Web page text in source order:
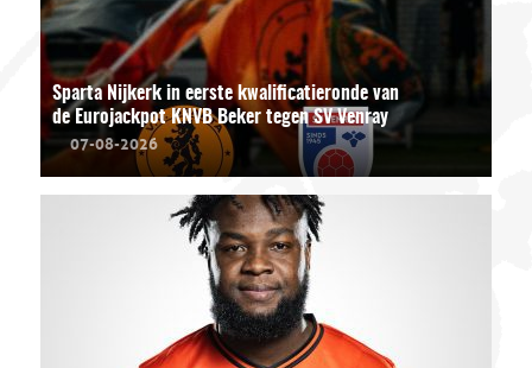
Sparta Nijkerk in eerste kwalificatieronde van
de Eurojackpot KNVB Beker tegen SV Venray
07-08-2026